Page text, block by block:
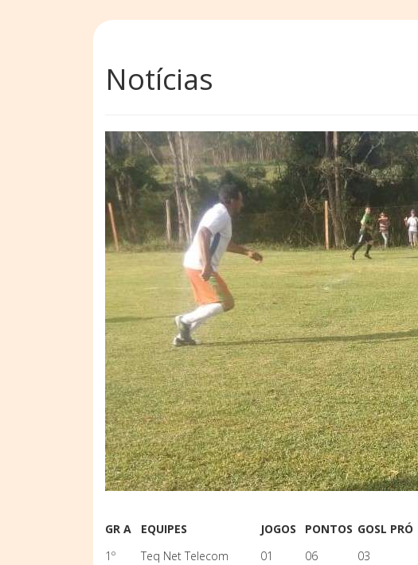
Notícias
GR A
EQUIPES JOGOS PONTOS GOSL PRÓ
1º
Teq Net Telecom 01 06 03